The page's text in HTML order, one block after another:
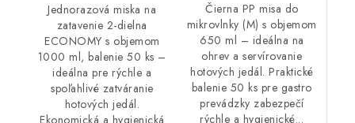
Jednorazová miska na
zatavenie 2-dielna
ECONOMY s objemom
1000 ml, balenie 50 ks –
ideálna pre rýchle a
spoľahlivé zatváranie
hotových jedál.
Čierna PP misa do
mikrovlnky (M) s objemom
650 ml – ideálna na
ohrev a servírovanie
hotových jedál. Praktické
balenie 50 ks pre gastro
prevádzky zabezpečí
rýchle a hygienické...